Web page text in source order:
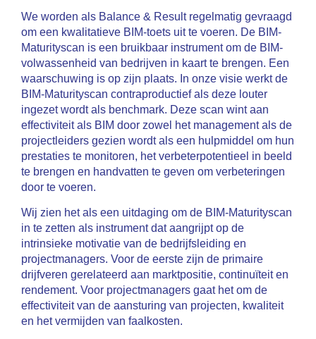
We worden als Balance & Result regelmatig gevraagd
om een kwalitatieve BIM-toets uit te voeren. De BIM-
Maturityscan is een bruikbaar instrument om de BIM-
volwassenheid van bedrijven in kaart te brengen. Een
waarschuwing is op zijn plaats. In onze visie werkt de
BIM-Maturityscan contraproductief als deze louter
ingezet wordt als benchmark. Deze scan wint aan
effectiviteit als BIM door zowel het management als de
projectleiders gezien wordt als een hulpmiddel om hun
prestaties te monitoren, het verbeterpotentieel in beeld
te brengen en handvatten te geven om verbeteringen
door te voeren.
Wij zien het als een uitdaging om de BIM-Maturityscan
in te zetten als instrument dat aangrijpt op de
intrinsieke motivatie van de bedrijfsleiding en
projectmanagers. Voor de eerste zijn de primaire
drijfveren gerelateerd aan marktpositie, continuïteit en
rendement. Voor projectmanagers gaat het om de
effectiviteit van de aansturing van projecten, kwaliteit
en het vermijden van faalkosten.